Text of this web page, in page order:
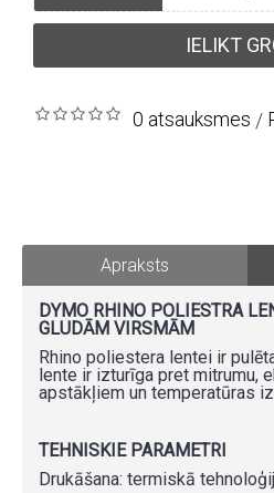
IELIKT
0 atsauksmes /
Apraksts
DYMO RHINO POLIESTRA
GLUDĀM VIRSMĀM
Rhino poliestera lentei ir
lente ir izturīga pret mitrumu,
apstākļiem un temperatūras
TEHNISKIE PARAMETRI
Drukāšana: termiskā